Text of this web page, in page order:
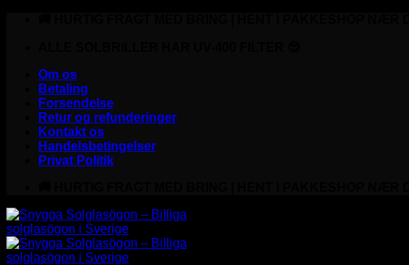
Om os
Betaling
Forsendelse
Retur og refunderinger
Kontakt os
Handelsbetingelser
Privat Politik